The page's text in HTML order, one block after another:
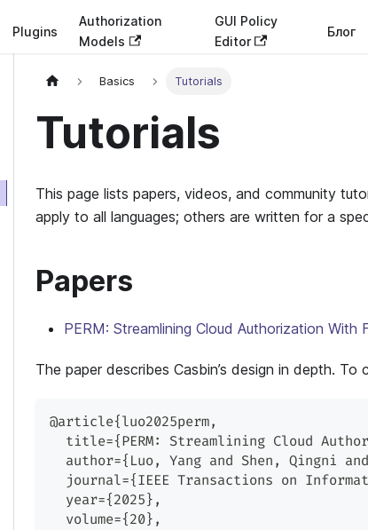
Plugins
Authorization
Models
GUI Policy
Editor
Блог
Basics Tutorials
Tutorials
This page lists papers, videos, and community
apply to all languages; others are written for a
Papers
PERM: Streamlining Cloud Authorization
The paper describes Casbin’s design in depth.
@article{luo2025perm,
title={PERM: Streamlining Cloud
author={Luo, Yang and Shen, Qingni
journal={IEEE Transactions on
  year={2025},
  volume={20},